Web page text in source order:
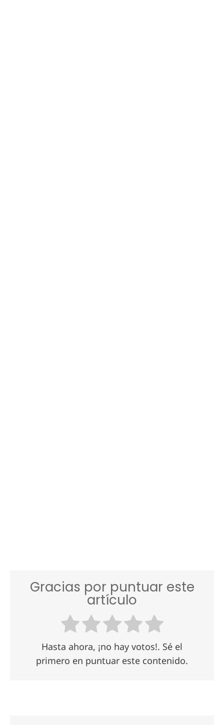
Gracias por puntuar este
artículo
Hasta ahora, ¡no hay votos!. Sé el
primero en puntuar este contenido.